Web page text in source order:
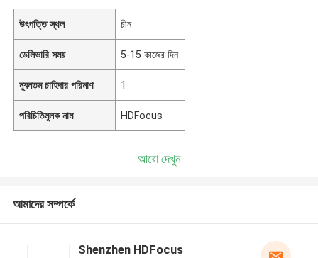
উৎপত্তি স্থল চীন
ডেলিভারি সময় 5-15 কাজের দিন
ন্যূনতম চাহিদার পরিমাণ 1
পরিচিতিমুলক নাম HDFocus
আরো দেখুন
আমাদের সম্পর্কে
Shenzhen HDFocus